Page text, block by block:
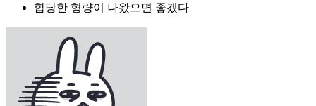
합당한 형량이 나왔으면 좋겠다